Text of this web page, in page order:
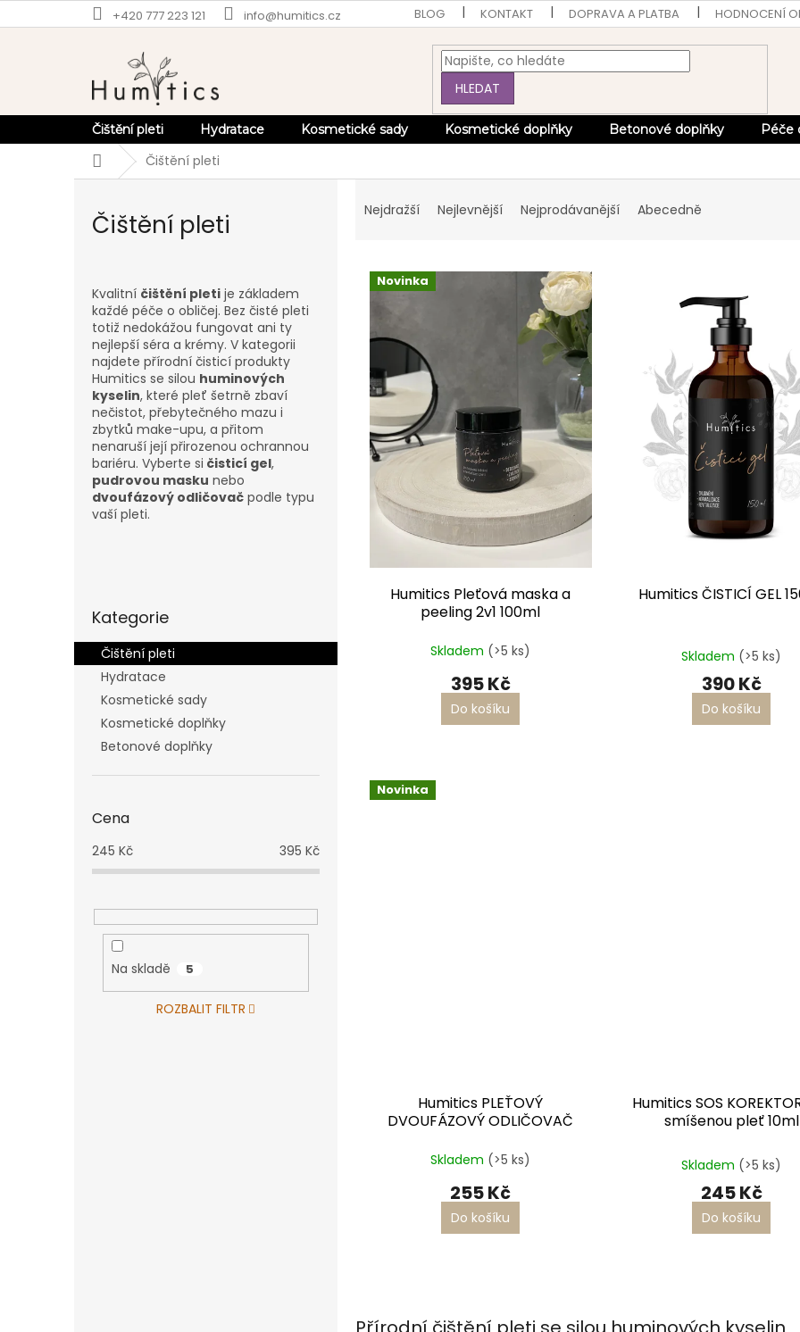
na
+420 777 223 121 info@humitics.cz BLOG KONTAKT DOPRAVA A PLATBA HODNOCENÍ
HLEDAT
Čištění pleti Hydratace Kosmetické sady Kosmetické doplňky Betonové doplňky Péče
DomůČištění pleti
Čištění pleti
Kvalitní čištění pleti je základem
každé péče o obličej. Bez čisté pleti
totiž nedokážou fungovat ani ty
nejlepší séra a krémy. V kategorii
najdete přírodní čisticí produkty
Humitics se silou huminových
kyselin, které pleť šetrně zbaví
nečistot, přebytečného mazu i
zbytků make-upu, a přitom
nenaruší její přirozenou ochrannou
bariéru. Vyberte si čisticí gel,
pudrovou masku nebo
dvoufázový odličovač podle typu
vaší pleti.
r
a
kategorie
Kategorie
Čištění pleti
Hydratace
Kosmetické sady
Kosmetické doplňky
Betonové doplňky
Cena
245 Kč 395 Kč
Na skladě 5
ROZBALIT FILTR
aNejdražší Nejlevnější Nejprodávanější Abecedně
Novinka
Humitics Pleťová maska a
peeling 2v1 100ml
Skladem (>5 ks)
395 Kč
Do košíku
Humitics ČISTICÍ GEL
hodnoceníSkladem (>5 ks)
390 Kč
Do košíku
Novinka
Humitics PLEŤOVÝ
DVOUFÁZOVÝ ODLIČOVAČ
Skladem (>5 ks)
255 Kč
Do košíku
Humitics SOS
smíšenou pleť 10ml
hodnoceníSkladem (>5 ks)
245 Kč
Do košíku